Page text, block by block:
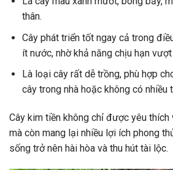
thân.
Cây phát triển tốt ngay cả trong
ít nước, nhờ khả năng chịu hạn
Là loại cây rất dễ trồng, phù hợp
cây trong nhà hoặc không có nhiều
Cây kim tiền không chỉ được yêu thích
mà còn mang lại nhiều lợi ích phong
sống trở nên hài hòa và thu hút tài lộc.